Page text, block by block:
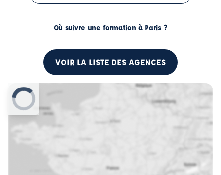
Où suivre une formation à Paris ?
VOIR LA LISTE DES AGENCES